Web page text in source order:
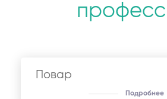
Повар
Подробнее